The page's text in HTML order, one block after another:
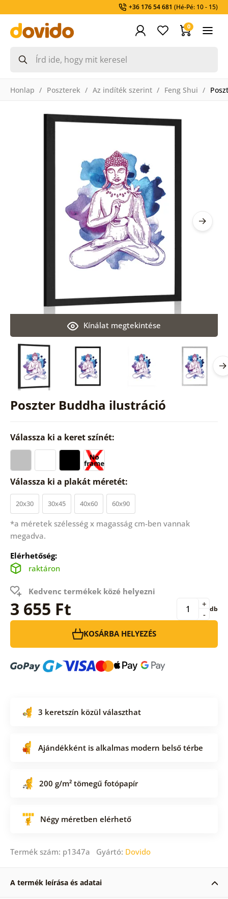
+36 176 54 681 (Hé-Pé: 10 - 15)
0
Honlap Poszterek Az indíték szerint Feng Shui
Poszter Buddha ilustráció
Kínálat megtekintése
Válassza ki a keret színét:
Válassza ki a plakát méretét:
20x30 30x45 40x60 60x90
*a méretek szélesség x magasság cm-ben vannak
megadva.
Elérhetőség:
raktáron
Kedvenc termékek közé helyezni
3 655 Ft -
+ db
KOSÁRBA HELYEZÉS
3 keretszín közül választhat
Ajándékként is alkalmas modern belső térbe
200 g/m² tömegű fotópapír
Négy méretben elérhető
Termék szám: p1347a Gyártó: Dovido
A termék leírása és adatai